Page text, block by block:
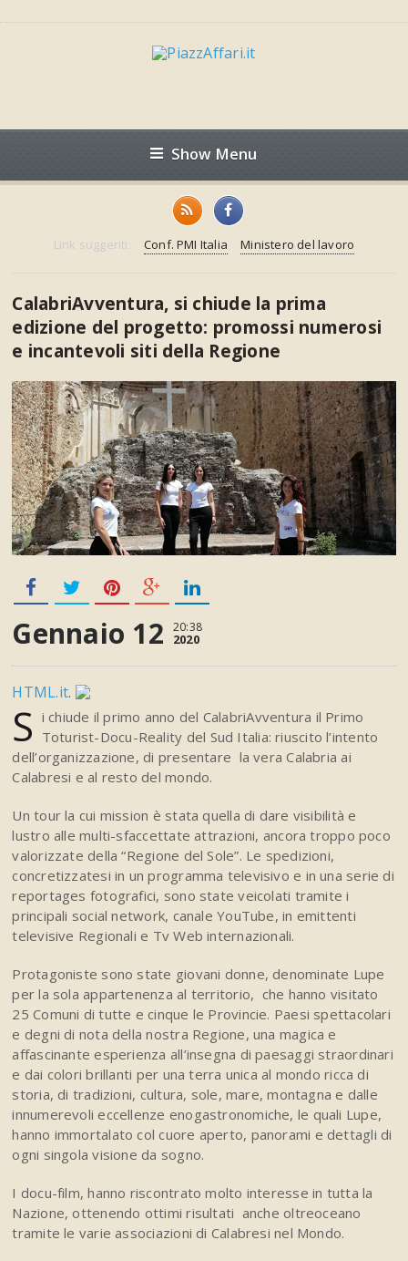
Show Menu
Link suggeriti: Conf. PMI Italia Ministero del lavoro
CalabriAvventura, si chiude la prima
edizione del progetto: promossi numerosi
e incantevoli siti della Regione
Gennaio 12 20:38
2020
HTML.it.
S i chiude il primo anno del CalabriAvventura il Primo
Toturist-Docu-Reality del Sud Italia: riuscito l’intento
dell’organizzazione, di presentare la vera Calabria ai
Calabresi e al resto del mondo.
Un tour la cui mission è stata quella di dare visibilità e
lustro alle multi-sfaccettate attrazioni, ancora troppo poco
valorizzate della “Regione del Sole”. Le spedizioni,
concretizzatesi in un programma televisivo e in una serie di
reportages fotografici, sono state veicolati tramite i
principali social network, canale YouTube, in emittenti
televisive Regionali e Tv Web internazionali.
Protagoniste sono state giovani donne, denominate Lupe
per la sola appartenenza al territorio, che hanno visitato
25 Comuni di tutte e cinque le Provincie. Paesi spettacolari
e degni di nota della nostra Regione, una magica e
affascinante esperienza all’insegna di paesaggi straordinari
e dai colori brillanti per una terra unica al mondo ricca di
storia, di tradizioni, cultura, sole, mare, montagna e dalle
innumerevoli eccellenze enogastronomiche, le quali Lupe,
hanno immortalato col cuore aperto, panorami e dettagli di
ogni singola visione da sogno.
I docu-film, hanno riscontrato molto interesse in tutta la
Nazione, ottenendo ottimi risultati anche oltreoceano
tramite le varie associazioni di Calabresi nel Mondo.